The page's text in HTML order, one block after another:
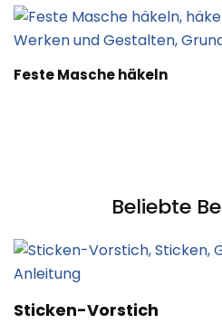
Feste Masche häkeln
Beliebte
Sticken-Vorstich